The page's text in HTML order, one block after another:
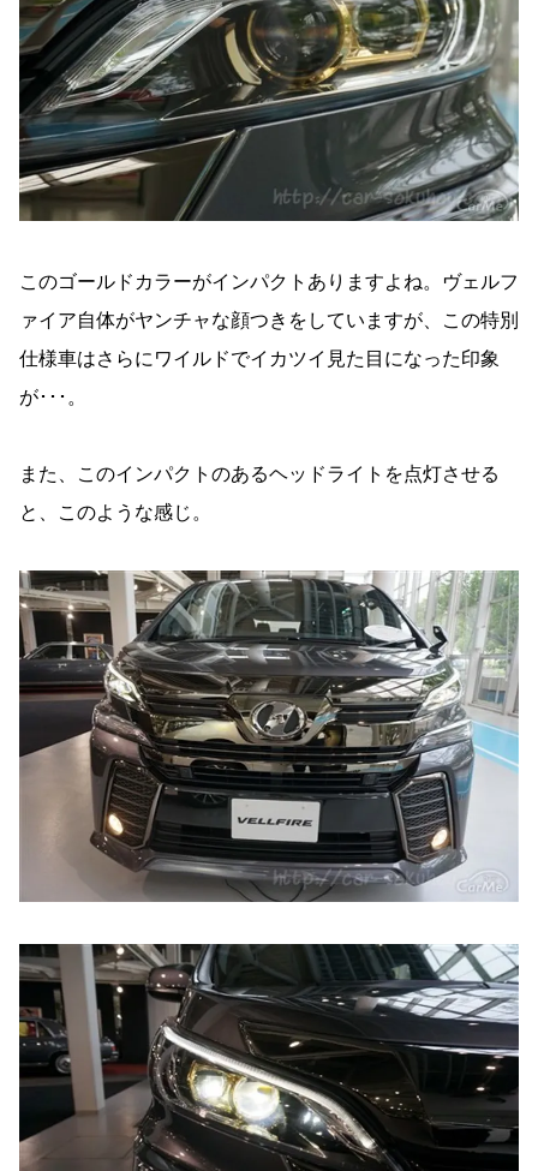
このゴールドカラーがインパクトありますよね。ヴェルフ
ァイア自体がヤンチャな顔つきをしていますが、この特別
仕様車はさらにワイルドでイカツイ見た目になった印象
が･･･。
また、このインパクトのあるヘッドライトを点灯させる
と、このような感じ。